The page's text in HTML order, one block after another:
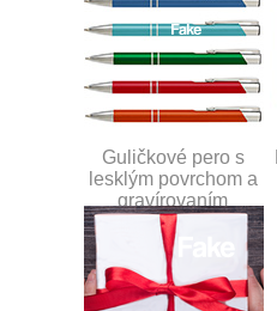
Guličkové pero s
lesklým povrchom a
gravírovaním